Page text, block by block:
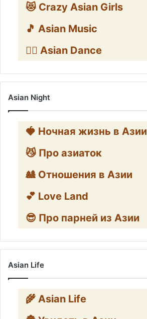
😻 Crazy Asian Girls
🎵 Asian Music
👯‍♀️ Asian Dance
Asian Night
🍓 Ночная жизнь в Азии
😼 Про азиаток
🎎 Отношения в Азии
💕 Love Land
😎 Про парней из Азии
Asian Life
🌾 Asian Life